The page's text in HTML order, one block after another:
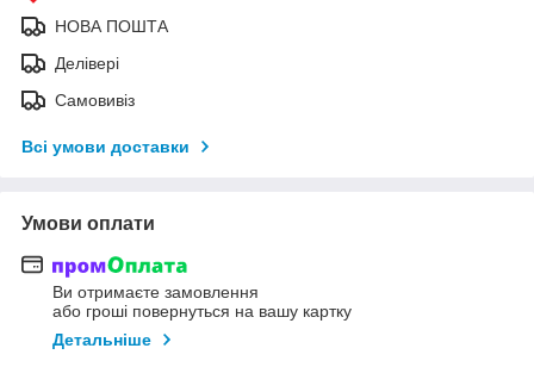
НОВА ПОШТА
Делівері
Самовивіз
Всі умови доставки
Умови оплати
Ви отримаєте замовлення
або гроші повернуться на вашу картку
Детальніше